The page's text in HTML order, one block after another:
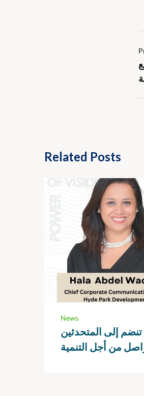
Related Posts
News
تنضم إلى المتحدثين